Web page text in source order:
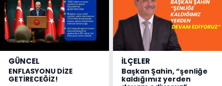
GÜNCEL
ENFLASYONU DİZE
GETİRECEĞİZ!
İLÇELER
Başkan Şahin, “şenliğe
kaldığımız yerden